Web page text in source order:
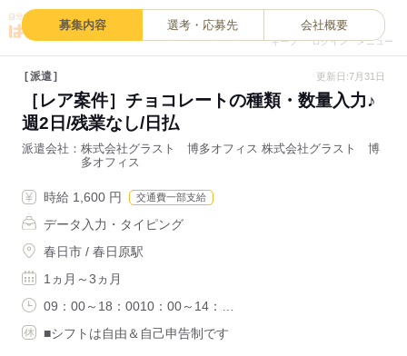
キープ ログイン メニュー
募集内容 選考・応募先 会社概要
派遣 更新日:7月31日
［レア案件］チョコレートの種類・数量入力♪
週2日/残業なし/日払
派遣会社
株式会社グラスト 博多オフィス 株式会社グラスト 博
多オフィス
時給 1,600 円 交通費一部支給
データ入力・タイピング
春日市 / 春日原駅
1ヵ月～3ヵ月
09：00～18：0010：00～14：…
■シフトは自由＆自己申告制です